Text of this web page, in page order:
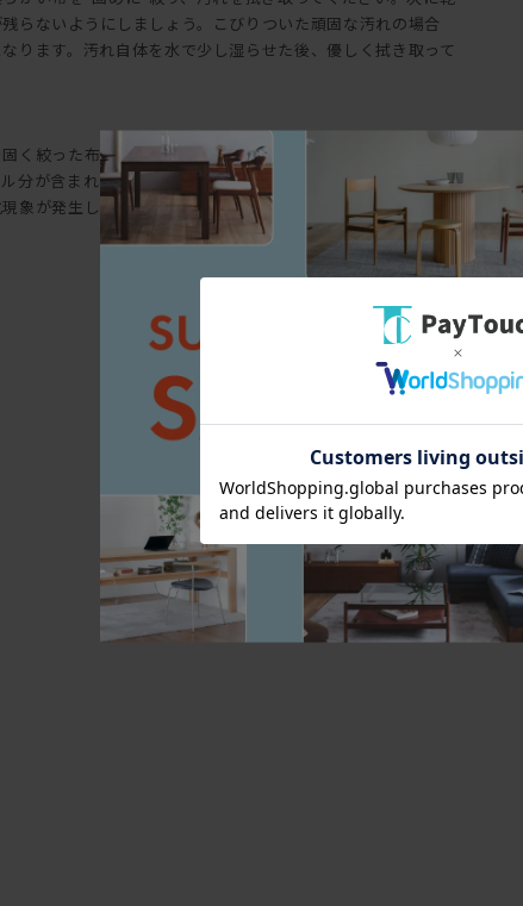
らないようにしましょう。こびりついた頑固な汚れの場合
ります。汚れ自体を水で少し湿らせた後、優しく拭き取って
く絞った布で拭き上げた後に、乾いた布で水分を充分に拭
分が含まれた洗剤などで拭き掃除を繰り返した場合、塩化ビ
象が発生しますので注意が必要です。